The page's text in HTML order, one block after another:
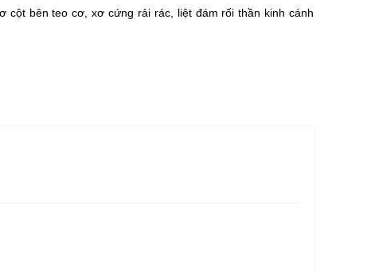
cột bên teo cơ, xơ cứng rải rác, liệt đám rối thần kinh cánh